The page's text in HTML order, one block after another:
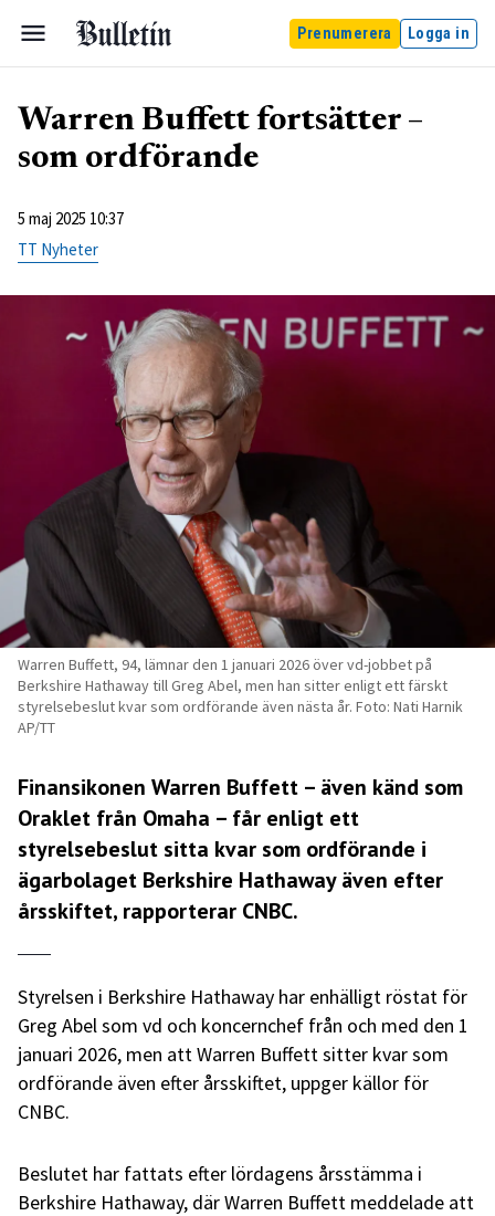
Prenumerera Logga in
Warren Buffett fortsätter –
som ordförande
5 maj 2025 10:37
TT Nyheter
Warren Buffett, 94, lämnar den 1 januari 2026 över vd-jobbet på
Berkshire Hathaway till Greg Abel, men han sitter enligt ett färskt
styrelsebeslut kvar som ordförande även nästa år. Foto: Nati Harnik
AP/TT
Finansikonen Warren Buffett – även känd som
Oraklet från Omaha – får enligt ett
styrelsebeslut sitta kvar som ordförande i
ägarbolaget Berkshire Hathaway även efter
årsskiftet, rapporterar CNBC.
Styrelsen i Berkshire Hathaway har enhälligt röstat för
Greg Abel som vd och koncernchef från och med den 1
januari 2026, men att Warren Buffett sitter kvar som
ordförande även efter årsskiftet, uppger källor för
CNBC.
Beslutet har fattats efter lördagens årsstämma i
Berkshire Hathaway, där Warren Buffett meddelade att